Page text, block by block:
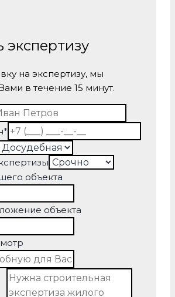
экспертизу
на экспертизу, мы
в течение 15 минут.
*
окноуе
окноуе
объекта
объекта